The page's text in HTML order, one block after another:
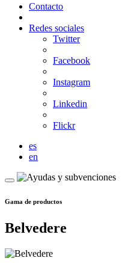
Contacto
Redes sociales
Twitter
Facebook
Instagram
Linkedin
Flickr
es
en
Gama de productos
Belvedere